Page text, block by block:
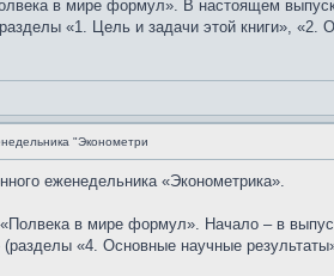
в мире формул». В настоящем
«1. Цель и задачи этой книги», «2.
"Эконометри
еженедельника «Эконометрика».
в мире формул». Начало – в
(разделы «4. Основные научные